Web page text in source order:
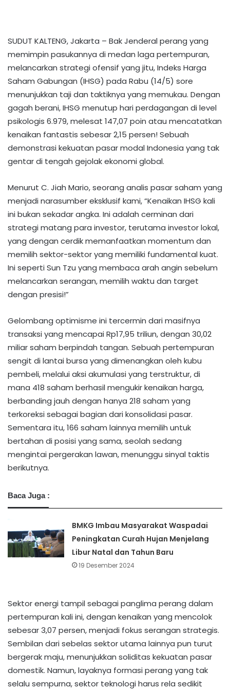
SUDUT KALTENG, Jakarta – Bak Jenderal perang yang
memimpin pasukannya di medan laga pertempuran,
melancarkan strategi ofensif yang jitu, Indeks Harga
Saham Gabungan (IHSG) pada Rabu (14/5) sore
menunjukkan taji dan taktiknya yang memukau. Dengan
gagah berani, IHSG menutup hari perdagangan di level
psikologis 6.979, melesat 147,07 poin atau mencatatkan
kenaikan fantastis sebesar 2,15 persen! Sebuah
demonstrasi kekuatan pasar modal Indonesia yang tak
gentar di tengah gejolak ekonomi global.
Menurut C. Jiah Mario, seorang analis pasar saham yang
menjadi narasumber eksklusif kami, “Kenaikan IHSG kali
ini bukan sekadar angka. Ini adalah cerminan dari
strategi matang para investor, terutama investor lokal,
yang dengan cerdik memanfaatkan momentum dan
memilih sektor-sektor yang memiliki fundamental kuat.
Ini seperti Sun Tzu yang membaca arah angin sebelum
melancarkan serangan, memilih waktu dan target
dengan presisi!”
Gelombang optimisme ini tercermin dari masifnya
transaksi yang mencapai Rp17,95 triliun, dengan 30,02
miliar saham berpindah tangan. Sebuah pertempuran
sengit di lantai bursa yang dimenangkan oleh kubu
pembeli, melalui aksi akumulasi yang terstruktur, di
mana 418 saham berhasil mengukir kenaikan harga,
berbanding jauh dengan hanya 218 saham yang
terkoreksi sebagai bagian dari konsolidasi pasar.
Sementara itu, 166 saham lainnya memilih untuk
bertahan di posisi yang sama, seolah sedang
mengintai pergerakan lawan, menunggu sinyal taktis
berikutnya.
Baca Juga :
BMKG Imbau Masyarakat Waspadai
Peningkatan Curah Hujan Menjelang
Libur Natal dan Tahun Baru
19 Desember 2024
Sektor energi tampil sebagai panglima perang dalam
pertempuran kali ini, dengan kenaikan yang mencolok
sebesar 3,07 persen, menjadi fokus serangan strategis.
Sembilan dari sebelas sektor utama lainnya pun turut
bergerak maju, menunjukkan soliditas kekuatan pasar
domestik. Namun, layaknya formasi perang yang tak
selalu sempurna, sektor teknologi harus rela sedikit